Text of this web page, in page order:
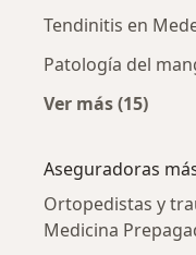
Tendinitis en
Patología del
Ver más (15)
Aseguradoras
Ortopedistas y
Medicina